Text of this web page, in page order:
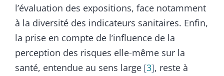
l’évaluation des expositions, face notamment
à la diversité des indicateurs sanitaires. Enfin,
la prise en compte de l’influence de la
perception des risques elle-même sur la
santé, entendue au sens large 3 , reste à